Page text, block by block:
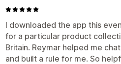
I downloaded the app this
for a particular product
Britain. Reymar helped me
and built a rule for me. So